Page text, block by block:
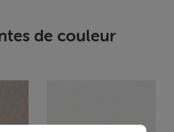
de couleur